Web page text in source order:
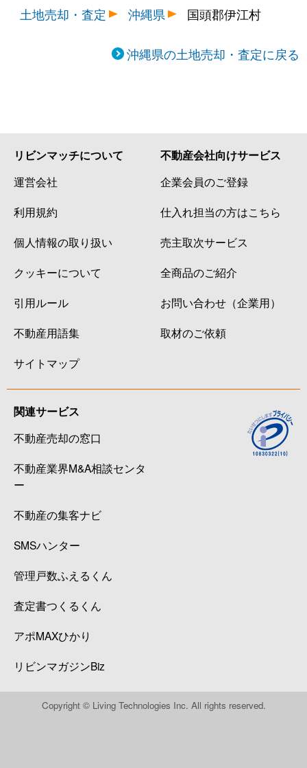
土地売却・査定
沖縄県 国頭郡伊江村
沖縄県の土地売却・査定に戻る
リビンマッチについて
運営会社
利用規約
個人情報の取り扱い
クッキーについて
引用ルール
不動産用語集
サイトマップ
不動産会社向けサービス
企業会員のご登録
仕入れ担当の方はこちら
売主取次サービス
全商品のご紹介
お問い合わせ（企業用）
取材のご依頼
関連サービス
不動産売却の窓口
不動産業界M&A相談センタ
ー
不動産の集客ナビ
SMSハンター
管理戸数ふえるくん
査定書つくるくん
アポMAXひかり
リビンマガジンBiz
Copyright © Living Technologies Inc. All rights reserved.